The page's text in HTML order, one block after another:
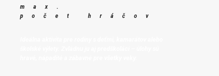
max.
počet hráčov